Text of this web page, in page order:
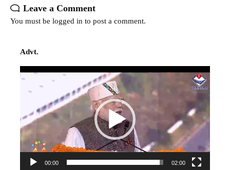
Leave a Comment
You must be logged in to post a comment.
Advt.
Video
00:00 02:00